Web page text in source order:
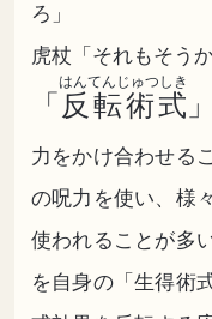
ろ」
虎杖「それもそうか
「 反転術式
はんてんじゅつしき
」
力をかけ合わせる
の呪力を使い、様
使われることが多
を自身の「生得術